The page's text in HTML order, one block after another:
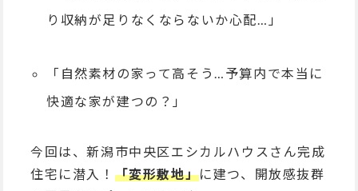
り収納が足りなくならないか心配…」
「自然素材の家って高そう…予算内で本当に
快適な家が建つの？」
今回は、新潟市中央区 エシカルハウス さん完成
住宅に潜入！ 「変形敷地」に建つ、開放感抜群